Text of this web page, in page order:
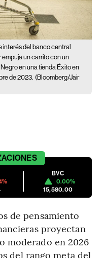
interés del banco central
un carrito con un
en una tienda Éxito en
de 2023. (Bloomberg/Jair
BVC
0.00%
15,580.00
de pensamiento
proyectan
moderado en 2026
del rango meta del